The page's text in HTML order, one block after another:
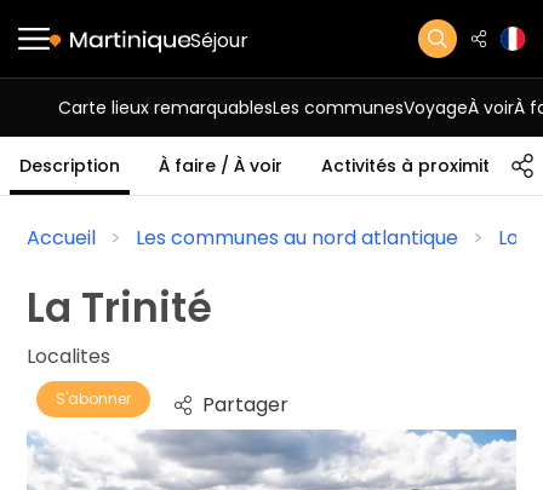
Séjour
Carte lieux remarquablesLes communesVoyageÀ voirÀ
Description À faire / À voir Activités à proximité
Accueil Les communes au nord atlantique
La Trinité
Localites
S'abonner Partager